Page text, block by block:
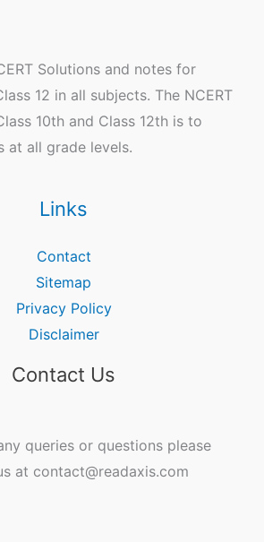
Solutions and notes for
12 in all subjects. The NCERT
10th and Class 12th is to
at all grade levels.
Links
Contact
Sitemap
Privacy Policy
Disclaimer
Contact Us
queries or questions please
at contact@readaxis.com